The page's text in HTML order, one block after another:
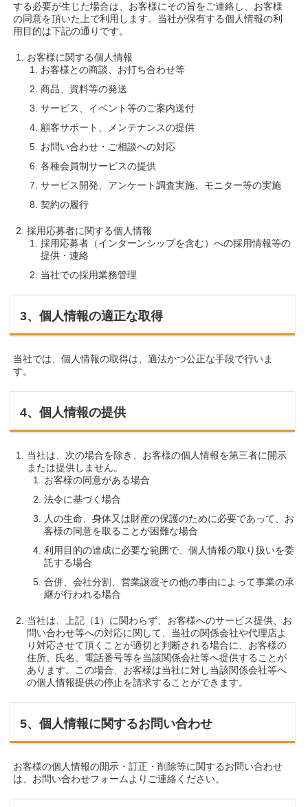
する必要が生じた場合は、お客様にその旨をご連絡し、お客様
の同意を頂いた上で利用します。当社が保有する個人情報の利
用目的は下記の通りです。
お客様に関する個人情報
お客様との商談、お打ち合わせ等
商品、資料等の発送
サービス、イベント等のご案内送付
顧客サポート、メンテナンスの提供
お問い合わせ・ご相談への対応
各種会員制サービスの提供
サービス開発、アンケート調査実施、モニター等の実施
契約の履行
採用応募者に関する個人情報
採用応募者（インターンシップを含む）への採用情報等の
提供・連絡
当社での採用業務管理
3、個人情報の適正な取得
当社では、個人情報の取得は、適法かつ公正な手段で行いま
す。
4、個人情報の提供
当社は、次の場合を除き、お客様の個人情報を第三者に開示
または提供しません。
お客様の同意がある場合
法令に基づく場合
人の生命、身体又は財産の保護のために必要であって、お
客様の同意を取ることが困難な場合
利用目的の達成に必要な範囲で、個人情報の取り扱いを委
託する場合
合併、会社分割、営業譲渡その他の事由によって事業の承
継が行われる場合
当社は、上記（1）に関わらず、お客様へのサービス提供、お
問い合わせ等への対応に関して、当社の関係会社や代理店よ
り対応させて頂くことが適切と判断される場合に、お客様の
住所、氏名、電話番号等を当該関係会社等へ提供することが
あります。この場合、お客様は当社に対し当該関係会社等へ
の個人情報提供の停止を請求することができます。
5、個人情報に関するお問い合わせ
お客様の個人情報の開示・訂正・削除等に関するお問い合わせ
は、お問い合わせフォームよりご連絡ください。